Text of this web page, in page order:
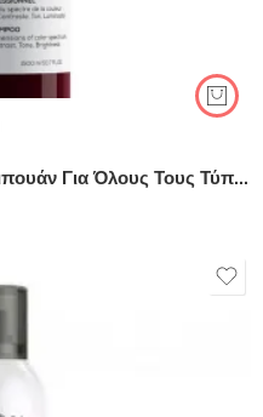
Vitamino Color Spectrum Σαμπουάν Για Όλους Τους Τύπους Βαμμένων Μαλλιών 1500 ml